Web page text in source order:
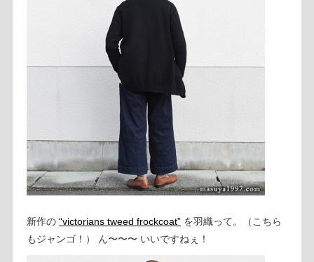
新作の “victorians tweed frockcoat”を羽織って。（こちら
もジャンゴ！） ん〜〜〜 いいですねぇ！